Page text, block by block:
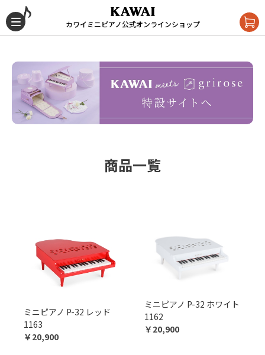
カワイミニピアノ公式オンラインショップ
商品一覧
ミニピアノ P-32 レッド
1163
￥20,900
ミニピアノ P-32 ホワイト
1162
￥20,900